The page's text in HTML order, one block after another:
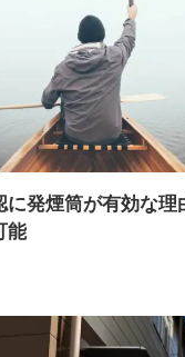
に発煙筒が有効な理
能